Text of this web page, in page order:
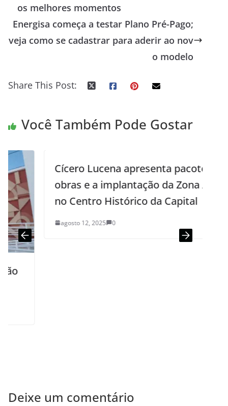
os melhores momentos
Energisa começa a testar Plano Pré-Pago;
veja como se cadastrar para aderir ao nov
o modelo
Share This Post:
Você Também Pode Gostar
Cícero Lucena apresenta pacote de
obras e a implantação da Zona Azul
no Centro Histórico da Capital
agosto 12, 2025 0
Deixe um comentário